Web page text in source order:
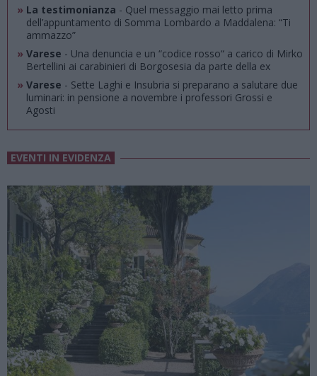
» La testimonianza - Quel messaggio mai letto prima
dell’appuntamento di Somma Lombardo a Maddalena: “Ti
ammazzo”
» Varese - Una denuncia e un “codice rosso“ a carico di Mirko
Bertellini ai carabinieri di Borgosesia da parte della ex
» Varese - Sette Laghi e Insubria si preparano a salutare due
luminari: in pensione a novembre i professori Grossi e
Agosti
EVENTI IN EVIDENZA